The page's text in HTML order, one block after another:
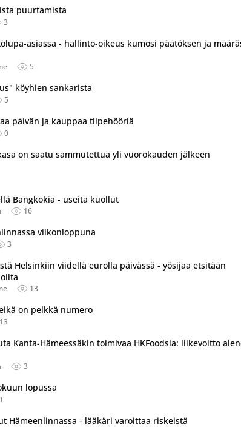
puurtamista
3
asiassa - hallinto-oikeus kumosi päätöksen ja
5
köyhien sankarista
5
päivän ja kauppaa tilpehööriä
0
on saatu sammutettua yli vuorokauden jälkeen
Bangkokia - useita kuollut
16
viikonloppuna
3
Helsinkiin viidellä eurolla päivässä - yösijaa etsitään
13
on pelkkä numero
13
Kanta-Hämeessäkin toimivaa HKFoodsia: liikevoitto
3
lopussa
Hämeenlinnassa - lääkäri varoittaa riskeistä